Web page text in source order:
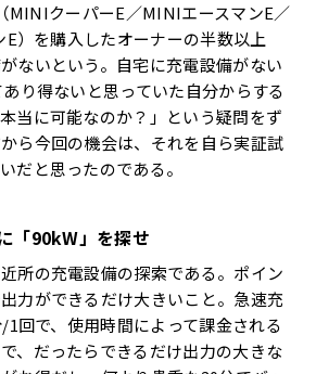
MINIクーパーE／MINIエースマンE／
）を購入したオーナーの半数以上
ないという。自宅に充電設備がない
り得ないと思っていた自分からする
当に可能なのか？」という疑問をず
ら今回の機会は、それを自ら実証試
だと思ったのである。
「90kW」を探せ
所の充電設備の探索である。ポイン
力ができるだけ大きいこと。急速充
回で、使用時間によって課金される
、だったらできるだけ出力の大きな